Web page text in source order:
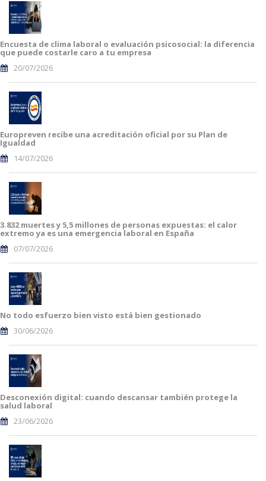
Encuesta de clima laboral o evaluación psicosocial: la diferencia
que puede costarle caro a tu empresa
20/07/2026
Europreven recibe una acreditación oficial por su Plan de
Igualdad
14/07/2026
3.832 muertes y 5,5 millones de personas expuestas: el calor
extremo ya es una emergencia laboral en España
07/07/2026
No todo esfuerzo bien visto está bien gestionado
30/06/2026
Desconexión digital: cuando descansar también protege la
salud laboral
23/06/2026